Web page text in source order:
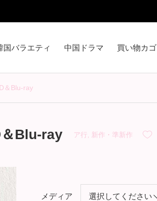
国バラエティ 中国ドラマ 買い物カゴ
＆Blu-ray
Blu-ray ア行 新作・準新作
メディア